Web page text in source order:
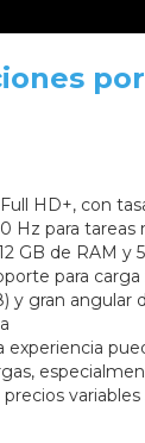
HD+, con
para tareas
GB de RAM y
para carga
y gran angular
experiencia